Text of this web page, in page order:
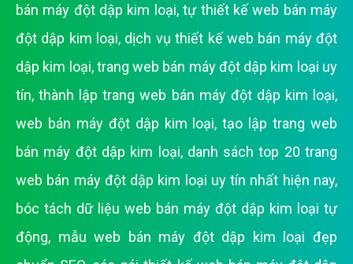
bán máy đột dập kim loại,tự thiết kế web bán máy
đột dập kim loại, dịch vụ thiết kế web bán máy đột
dập kim loại,trang web bán máy đột dập kim loại uy
tín,thành lập trang web bán máy đột dập kim loại,
web bán máy đột dập kim loại,tạo lập trang web
bán máy đột dập kim loại, danh sách top 20 trang
web bán máy đột dập kim loại uy tín nhất hiện nay,
bóc tách dữ liệu web bán máy đột dập kim loại tự
động, mẫu web bán máy đột dập kim loại đẹp